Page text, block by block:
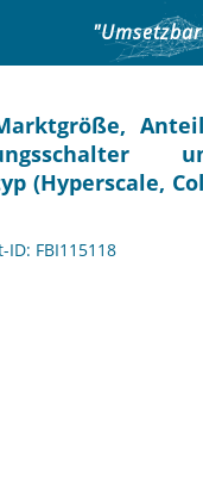
(Hyperscale,
FBI115118